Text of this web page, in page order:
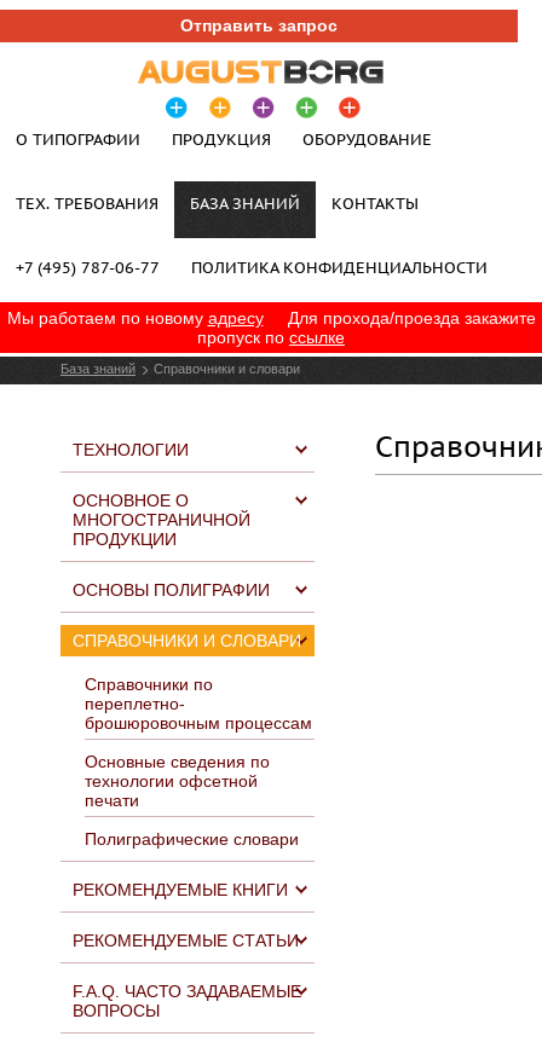
Отправить запрос
О ТИПОГРАФИИ ПРОДУКЦИЯ ОБОРУДОВАНИЕ
ТЕХ. ТРЕБОВАНИЯ БАЗА ЗНАНИЙ КОНТАКТЫ
+7 (495) 787-06-77 ПОЛИТИКА КОНФИДЕНЦИАЛЬНОСТИ
Мы работаем по новому адресу
Для прохода/проезда закажите
пропуск по ссылке
База знаний Справочники и словари
ТЕХНОЛОГИИ
ОСНОВНОЕ О
МНОГОСТРАНИЧНОЙ
ПРОДУКЦИИ
ОСНОВЫ ПОЛИГРАФИИ
СПРАВОЧНИКИ И СЛОВАРИ
Справочники по
переплетно-
брошюровочным процессам
Основные сведения по
технологии офсетной
печати
Полиграфические словари
РЕКОМЕНДУЕМЫЕ КНИГИ
РЕКОМЕНДУЕМЫЕ СТАТЬИ
F.A.Q. ЧАСТО ЗАДАВАЕМЫЕ
ВОПРОСЫ